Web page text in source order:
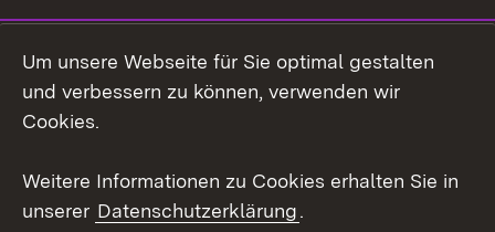
Mastodon
Youtube
Kontakt
Datenschutz
Um unsere Webseite für Sie optimal gestalten
und verbessern zu können, verwenden wir
Cookies.
Weitere Informationen zu Cookies erhalten Sie in
unserer Datenschutzerklärung.